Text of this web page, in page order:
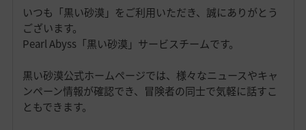
入
いつも「黒い砂漠」をご利用いただき、誠にありがとう
ございます。
Pearl Abyss「黒い砂漠」サービスチームです。
黒い砂漠公式ホームページでは、様々なニュースやキャ
ンペーン情報が確認でき、冒険者の同士で気軽に話すこ
ともできます。